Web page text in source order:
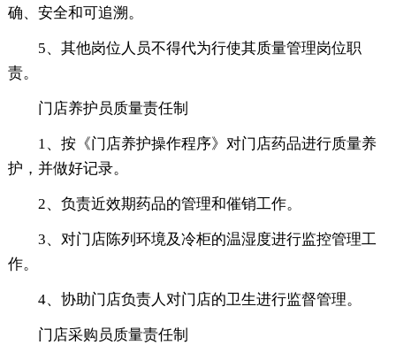
确、安全和可追溯。
5、其他岗位人员不得代为行使其质量管理岗位职
责。
门店养护员质量责任制
1、按《门店养护操作程序》对门店药品进行质量养
护，并做好记录。
2、负责近效期药品的管理和催销工作。
3、对门店陈列环境及冷柜的温湿度进行监控管理工
作。
4、协助门店负责人对门店的卫生进行监督管理。
门店采购员质量责任制